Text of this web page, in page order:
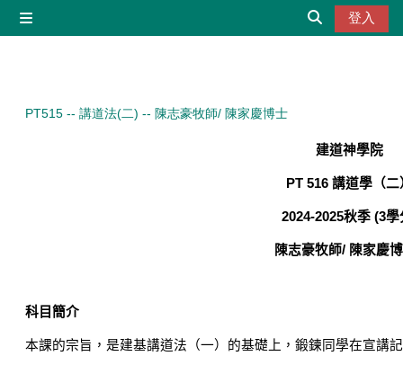
登入
PT515 -- 講道法(二) -- 陳志豪牧師/ 陳家慶博士
建道神學院
PT 516 講道學（二
2024-2025秋季(3學
陳志豪牧師/ 陳家慶
科目簡介
本課的宗旨，是建基講道法（一）的基礎上，鍛鍊同學在宣講